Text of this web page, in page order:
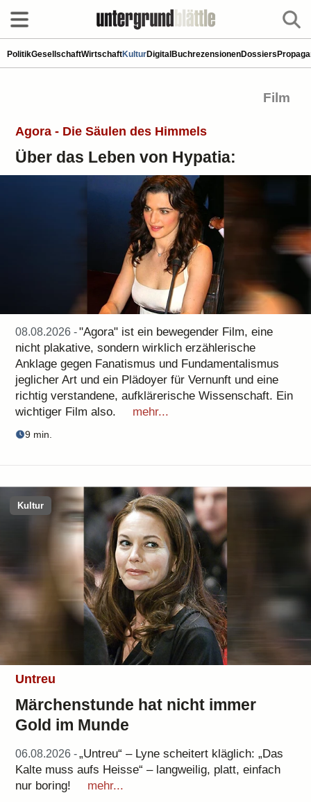
PolitikGesellschaftWirtschaftKulturDigital BuchrezensionenDossiers
Film
Agora - Die Säulen des Himmels
Über das Leben von Hypatia:
08.08.2026 -"Agora" ist ein bewegender Film, eine
nicht plakative, sondern wirklich erzählerische
Anklage gegen Fanatismus und Fundamentalismus
jeglicher Art und ein Plädoyer für Vernunft und eine
richtig verstandene, aufklärerische Wissenschaft. Ein
wichtiger Film also.
mehr...
9 min.
Kultur
Untreu
Märchenstunde hat nicht immer
Gold im Munde
06.08.2026 -„Untreu“ – Lyne scheitert kläglich: „Das
Kalte muss aufs Heisse“ – langweilig, platt, einfach
nur boring!
mehr...